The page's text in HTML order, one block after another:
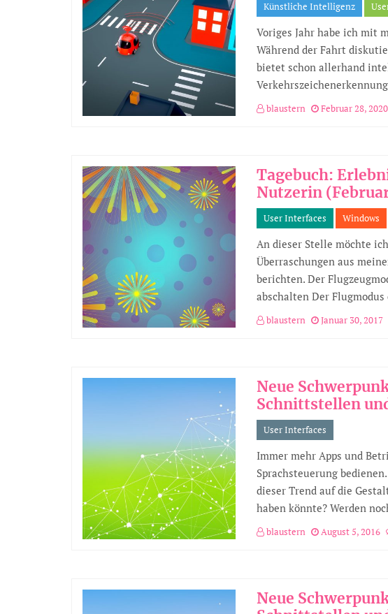
Künstliche Intelligenz
Voriges Jahr habe ich mit
Während der Fahrt
bietet schon allerhand
blaustern Februar 28, 2020
Tagebuch:
Nutzerin
User Interfaces Windows
An dieser Stelle möchte
Überraschungen aus
berichten. Der
abschalten Der
blaustern Januar 30, 2017
Neue
Schnittstellen
User Interfaces
Immer mehr Apps und
Sprachsteuerung
dieser Trend auf die
haben könnte? Werden
blaustern August 5, 2016
Neue